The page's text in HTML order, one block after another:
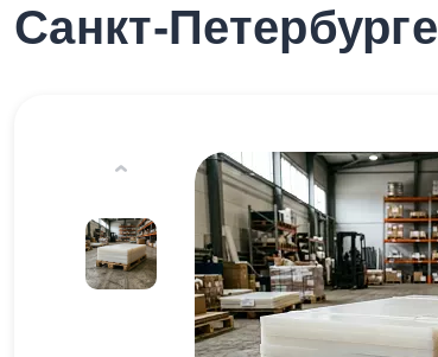
Санкт-Петербурге